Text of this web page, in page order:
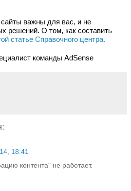
важны для вас, и не
решений. О том, как составить
статье Справочного центра.
команды AdSense
18:41
контента" не работает.